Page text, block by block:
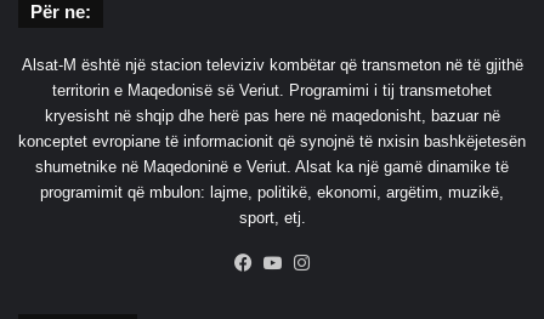
Për ne:
Alsat-M është një stacion televiziv kombëtar që transmeton në të gjithë
territorin e Maqedonisë së Veriut. Programimi i tij transmetohet
kryesisht në shqip dhe herë pas here në maqedonisht, bazuar në
konceptet evropiane të informacionit që synojnë të nxisin bashkëjetesën
shumetnike në Maqedoninë e Veriut. Alsat ka një gamë dinamike të
programimit që mbulon: lajme, politikë, ekonomi, argëtim, muzikë,
sport, etj.
Facebook
YouTube